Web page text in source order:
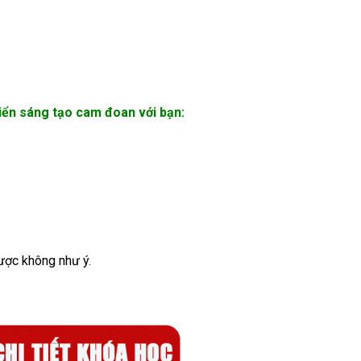
sáng tạo cam đoan với bạn:
không như ý.